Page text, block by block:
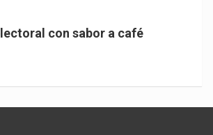
con sabor a café